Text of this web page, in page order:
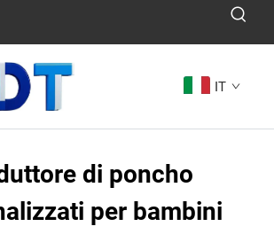
IT
di poncho
per bambini